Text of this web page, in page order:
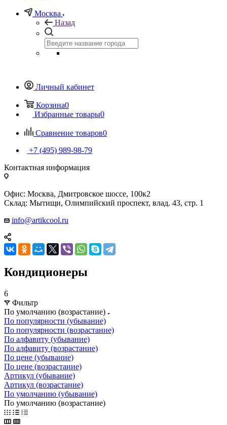
Москва
Назад
Личный кабинет
Корзина0
Избранные товары0
Сравнение товаров0
+7 (495) 989-98-79
Контактная информация
Офис: Москва, Дмитровское шоссе, 100к2
Склад: Мытищи, Олимпийский проспект, влад. 43, стр. 1
info@artikcool.ru
Кондиционеры
6
Фильтр
По умолчанию (возрастание)
По популярности (убывание)
По популярности (возрастание)
По алфавиту (убывание)
По алфавиту (возрастание)
По цене (убывание)
По цене (возрастание)
Артикул (убывание)
Артикул (возрастание)
По умолчанию (убывание)
По умолчанию (возрастание)